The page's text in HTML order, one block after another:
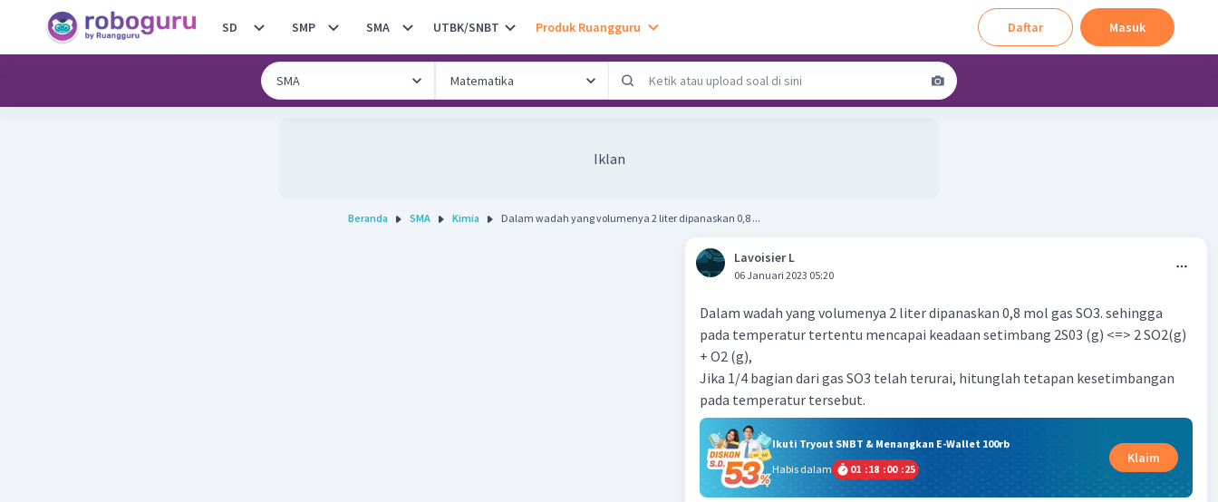
SD SMP SMA UTBK/SNBT Produk Ruangguru Daftar Masuk
Iklan
Beranda SMA Kimia Dalam wadah yang volumenya 2 liter dipanaskan 0,8 ...
Lavoisier L
06 Januari 2023 05:20
Dalam wadah yang volumenya 2 liter dipanaskan 0,8 mol gas SO3. sehingga
pada temperatur tertentu mencapai keadaan setimbang 2S03 (g) <=> 2 SO2(g)
+ O2 (g),
Jika 1/4 bagian dari gas SO3 telah terurai, hitunglah tetapan kesetimbangan
pada temperatur tersebut.
Ikuti Tryout SNBT & Menangkan E-Wallet 100rb
Habis dalam
01 :18 :00 :24
Klaim